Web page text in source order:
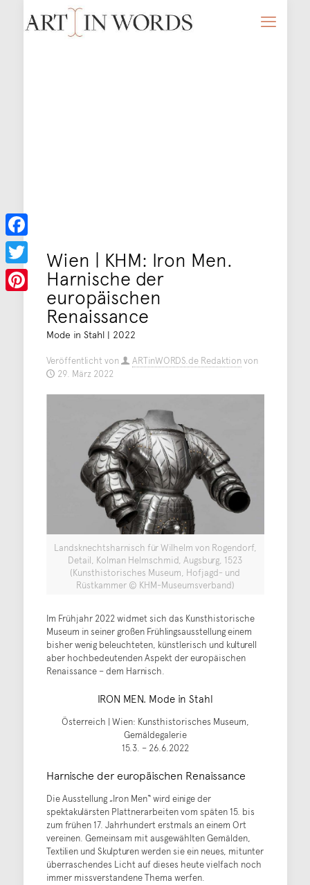
Wien | KHM: Iron Men.
Harnische der
europäischen
Renaissance
Mode in Stahl | 2022
Veröffentlicht von ARTinWORDS.de Redaktionvon
29. März 2022
Landsknechtsharnisch für Wilhelm von Rogendorf,
Detail, Kolman Helmschmid, Augsburg, 1523
(Kunsthistorisches Museum, Hofjagd- und
Rüstkammer © KHM-Museumsverband)
Im Frühjahr 2022 widmet sich das Kunsthistorische
Museum in seiner großen Frühlingsausstellung einem
bisher wenig beleuchteten, künstlerisch und kulturell
aber hochbedeutenden Aspekt der europäischen
Renaissance – dem Harnisch.
IRON MEN. Mode in Stahl
Österreich | Wien: Kunsthistorisches Museum,
Gemäldegalerie
15.3. – 26.6.2022
Harnische der europäischen Renaissance
Die Ausstellung „Iron Men“ wird einige der
spektakulärsten Plattnerarbeiten vom späten 15. bis
zum frühen 17. Jahrhundert erstmals an einem Ort
vereinen. Gemeinsam mit ausgewählten Gemälden,
Textilien und Skulpturen werden sie ein neues, mitunter
überraschendes Licht auf dieses heute vielfach noch
immer missverstandene Thema werfen.
Facebook
Twitter